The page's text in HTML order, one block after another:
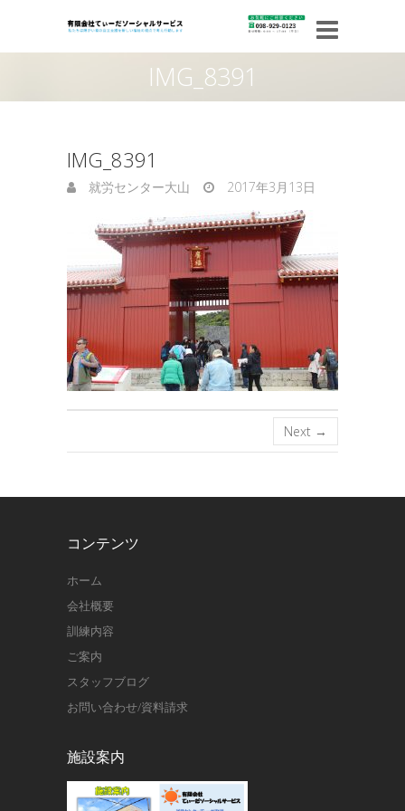
IMG_8391
IMG_8391
就労センター大山 2017年3月13日
Next →
コンテンツ
ホーム
会社概要
訓練内容
ご案内
スタッフブログ
お問い合わせ/資料請求
施設案内